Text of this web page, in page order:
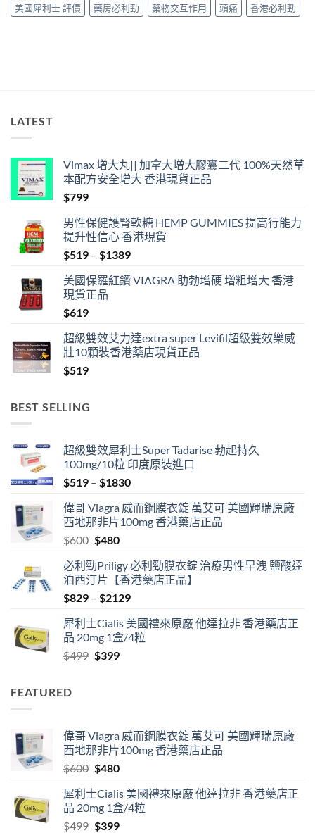
美國犀利士 評價 藥房必利勁 藥物交互作用 頭痛 香港必利勁
LATEST
Vimax 增大丸|| 加拿大增大膠囊二代 100%天然草
本配方安全增大 香港現貨正品
$799
男性保健護腎軟糖 HEMP GUMMIES 提高行能力
提升性信心 香港現貨
$519 – $1389Price
$519
美國保羅紅鑽 VIAGRA 助勃增硬 增粗增大 香港
現貨正品
$619
超級雙效艾力達extra super Levifil超級雙效樂威
壯10顆裝香港藥店現貨正品
$519
BEST SELLING
超級雙效犀利士Super Tadarise 勃起持久
100mg/10粒 印度原裝進口
$519 – $1830Price
$519
through
偉哥 Viagra 威而鋼膜衣錠 萬艾可 美國輝瑞原廠
西地那非片100mg 香港藥店正品
$600 Original
was:
$600.
$480Current
is:
$480.
必利勁Priligy 必利勁膜衣錠 治療男性早洩 鹽酸達
泊西汀片【香港藥店正品】
$829 – $2129Price
$829
through
犀利士Cialis 美國禮來原廠 他達拉非 香港藥店正
品 20mg 1盒/4粒
$499 Original
$399Current
FEATURED
偉哥 Viagra 威而鋼膜衣錠 萬艾可 美國輝瑞原廠
西地那非片100mg 香港藥店正品
$600 Original
was:
$600.
$480Current
is:
$480.
犀利士Cialis 美國禮來原廠 他達拉非 香港藥店正
品 20mg 1盒/4粒
$499 Original
$399Current